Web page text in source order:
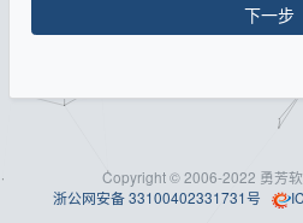
下一步
Copyright©2006-2022 勇芳
浙公网安备 33100402331731号